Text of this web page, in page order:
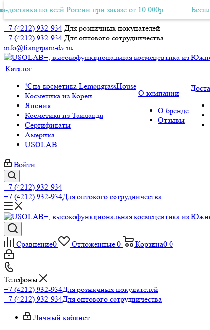
+7 (4212) 932-934 Для розничных покупателей
+7 (4212) 932-934 Для оптового сотрудничества
info@frangipani-dv.ru
Авиа-доставка по всей России при заказе от 10 000р.
по всей России при заказе от 10 000р.
Каталог
!Спа-косметика LemongrassHouse
Косметика из Кореи
Япония
Косметика из Таиланда
Сертификаты
Америка
USOLAB
О компании
О бренде
Отзывы
Войти
+7 (4212) 932-934
+7 (4212) 932-934Для оптового сотрудничества
Сравнение0 Отложенные 0 Корзина0 0
Телефоны
+7 (4212) 932-934Для розничных покупателей
+7 (4212) 932-934Для оптового сотрудничества
Личный кабинет